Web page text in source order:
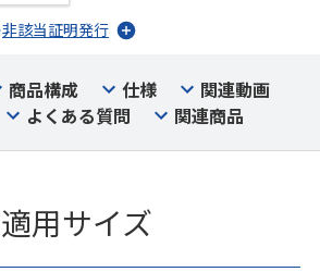
非該当証明発行
商品構成 仕様
関連動画
よくある質問 関連商品
適用サイズ